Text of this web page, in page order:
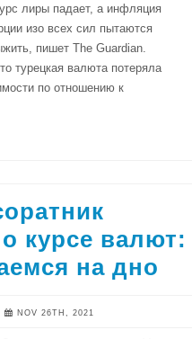
лиры падает, а инфляция
изо всех сил пытаются
пишет The Guardian.
турецкая валюта потеряла
по отношению к
курсе валют:
на дно
NOV 26TH, 2021